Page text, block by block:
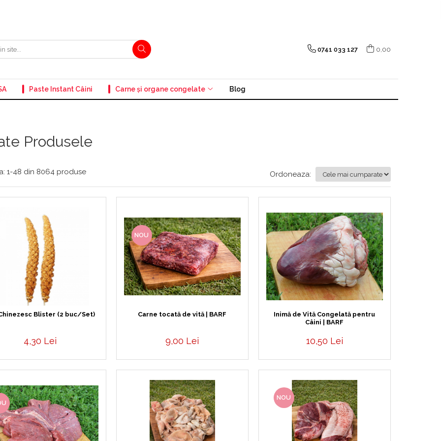
0741 033 127 0,00
Paste Instant Câini Carne și organe congelate Blog
Produsele
1-48 din 8064 produse Ordoneaza:
Blister (2 buc/Set)
4,30 Lei
NOU
Carne tocată de vită | BARF
9,00 Lei
Inimă de Vită Congelată pentru
Câini | BARF
10,50 Lei
NOU